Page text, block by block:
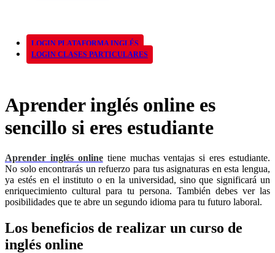
LOGIN PLATAFORMA INGLÉS
LOGIN CLASES PARTICULARES
Aprender inglés online es
sencillo si eres estudiante
Aprender inglés onlinetiene muchas ventajas si eres estudiante.
No solo encontrarás un refuerzo para tus asignaturas en esta lengua,
ya estés en el instituto o en la universidad, sino que significará un
enriquecimiento cultural para tu persona. También debes ver las
posibilidades que te abre un segundo idioma para tu futuro laboral.
Los beneficios de realizar un curso de
inglés online